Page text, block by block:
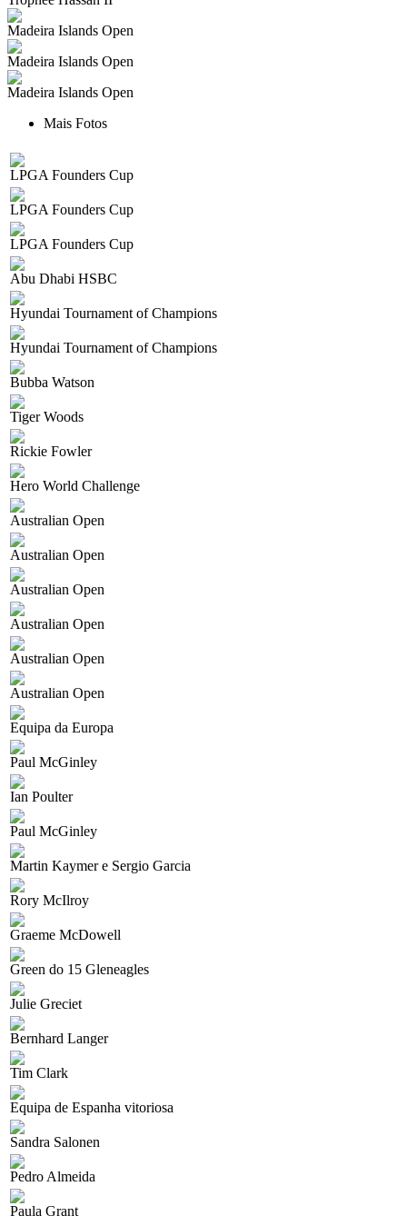
Madeira Islands Open
Madeira Islands Open
Madeira Islands Open
Mais Fotos
LPGA Founders Cup
LPGA Founders Cup
LPGA Founders Cup
Abu Dhabi HSBC
Hyundai Tournament of Champions
Hyundai Tournament of Champions
Bubba Watson
Tiger Woods
Rickie Fowler
Hero World Challenge
Australian Open
Australian Open
Australian Open
Australian Open
Australian Open
Australian Open
Equipa da Europa
Paul McGinley
Ian Poulter
Paul McGinley
Martin Kaymer e Sergio Garcia
Rory McIlroy
Graeme McDowell
Green do 15 Gleneagles
Julie Greciet
Bernhard Langer
Tim Clark
Equipa de Espanha vitoriosa
Sandra Salonen
Pedro Almeida
Paula Grant